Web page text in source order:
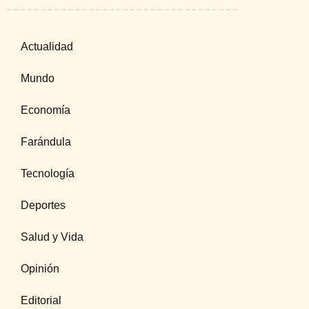
Actualidad
Mundo
Economía
Farándula
Tecnología
Deportes
Salud y Vida
Opinión
Editorial